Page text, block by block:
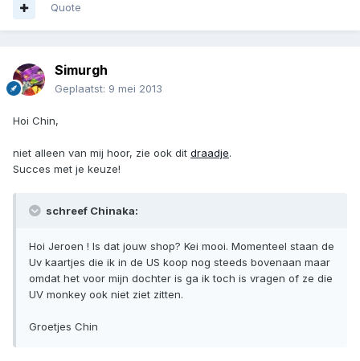
Quote
Simurgh
Geplaatst: 9 mei 2013
Hoi Chin,
niet alleen van mij hoor, zie ook dit draadje.
Succes met je keuze!
schreef Chinaka:
Hoi Jeroen ! Is dat jouw shop? Kei mooi. Momenteel staan de
Uv kaartjes die ik in de US koop nog steeds bovenaan maar
omdat het voor mijn dochter is ga ik toch is vragen of ze die
UV monkey ook niet ziet zitten.
Groetjes Chin